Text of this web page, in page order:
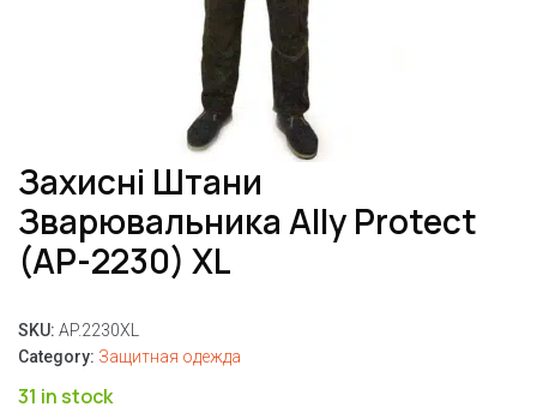
Захисні Штани
Зварювальника Ally Protect
(AP-2230) XL
SKU: AP.2230XL
Category: Защитная одежда
31 in stock
Повернення та обмін